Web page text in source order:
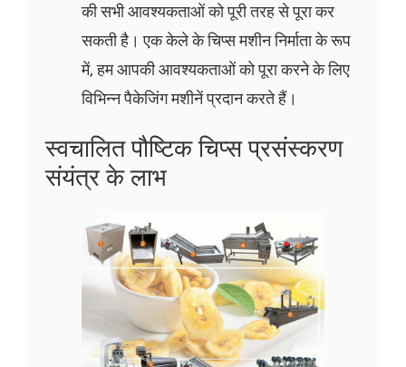
की सभी आवश्यकताओं को पूरी तरह से पूरा कर
सकती है। एक केले के चिप्स मशीन निर्माता के रूप
में, हम आपकी आवश्यकताओं को पूरा करने के लिए
विभिन्न पैकेजिंग मशीनें प्रदान करते हैं।
स्वचालित पौष्टिक चिप्स प्रसंस्करण
संयंत्र के लाभ